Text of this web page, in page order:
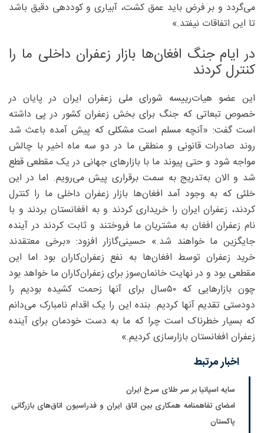
می‌گردد و بر فرض باید عمق کشت، آبیاری و کوددهی دقیق باشد
تا این اتفاقات نیفتد.»
در ایام جنگ افغان‌ها بازار زعفران داخلی ما را
کنترل کردند
این عضو هیات‌رییسه شورای ملی زعفران ایران در پایان در
خصوص تبعاتی که جنگ برای بخش زعفران کشور در پی داشته
است گفت: «آنچه مسلم است مشکلی که پیش آمده باعث شد
روند صادرات قانونی و منطقی ما در دو سه ماه اخیر با چالش
مواجه شود و حتی پیوند ما با بازارهای جهانی در یک مقطعی قطع
شد و الان به‌تدریج به سمت برقراری پیش می‌رویم. اما در این
خلئی که به وجود آمد افغان‌ها بازار زعفران داخلی ما را کنترل
کردند، زعفران ایران را خریداری کردند و به افغانستان بردند و با
نام زعفران افغان به مشتریان ما فروختند و ثابت کردند در آینده
جایگزین ما خواهند شد.» حسینی‌گازار افزود: «برخی معتقدند
خرید زعفران توسط افغان‌ها به نفع زعفران‌کاران بود اما این
مقطعی بود و در نهایت خانمان‌سوز برای زعفران‌کاران ما خواهد بود
چون بازارهایی که ۵۰سال برای آنها زحمت کشیده بودیم را
دودستی تقدیم آنها کردیم. بنده این را یک اقدام نامبارک می‌دانم
که بسیار خطرناک است چرا که ما به دست خودمان برای آینده
زعفران افغانستان بازارسازی کردیم.»
اخبار مرتبط
سایه اسپانیا بر سر طلای سرخ ایران
امضای تفاهمنامه همکاری بین اتاق ایران و فدراسیون اتاق‌های بازرگانی
پاکستان